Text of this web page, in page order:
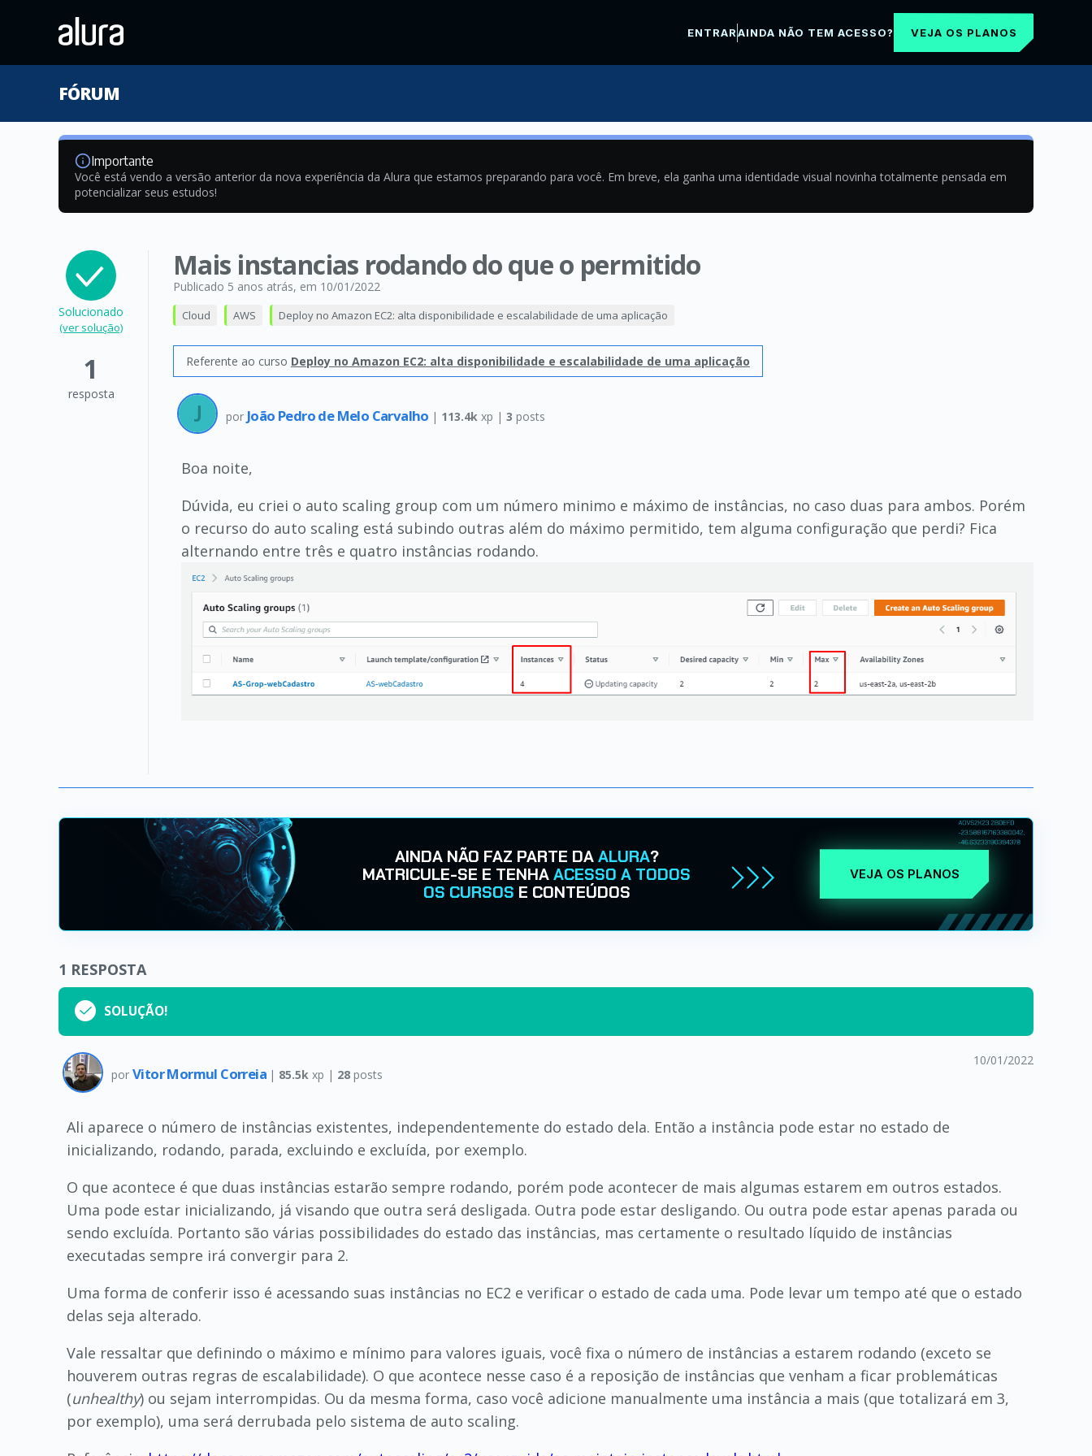
ENTRARAINDA NÃO TEM ACESSO? VEJA OS PLANOS
FÓRUM
Importante
Você está vendo a versão anterior da nova experiência da Alura que estamos preparando para você. Em breve, ela ganha uma identidade visual novinha totalmente pensada em
potencializar seus estudos!
Solucionado
(ver solução)
1
resposta
Mais instancias rodando do que o permitido
Publicado 5 anos atrás, em 10/01/2022
Cloud AWS Deploy no Amazon EC2: alta disponibilidade e escalabilidade de uma aplicação
Referente ao curso Deploy no Amazon EC2: alta disponibilidade e escalabilidade de uma aplicação
por João Pedro de Melo Carvalho | 113.4k xp |3 posts
Boa noite,
Dúvida, eu criei o auto scaling group com um número minimo e máximo de instâncias, no caso duas para ambos. Porém
o recurso do auto scaling está subindo outras além do máximo permitido, tem alguma configuração que perdi? Fica
alternando entre três e quatro instâncias rodando.
AINDA NÃO FAZ PARTE DAALURA?
MATRICULE-SE E TENHAACESSO A TODOS
OS CURSOS E CONTEÚDOS
VEJA OS PLANOS
1 RESPOSTA
SOLUÇÃO!
por Vitor Mormul Correia | 85.5k xp | 28 posts
10/01/2022
Ali aparece o número de instâncias existentes, independentemente do estado dela. Então a instância pode estar no estado de
inicializando, rodando, parada, excluindo e excluída, por exemplo.
O que acontece é que duas instâncias estarão sempre rodando, porém pode acontecer de mais algumas estarem em outros estados.
Uma pode estar inicializando, já visando que outra será desligada. Outra pode estar desligando. Ou outra pode estar apenas parada ou
sendo excluída. Portanto são várias possibilidades do estado das instâncias, mas certamente o resultado líquido de instâncias
executadas sempre irá convergir para 2.
Uma forma de conferir isso é acessando suas instâncias no EC2 e verificar o estado de cada uma. Pode levar um tempo até que o estado
delas seja alterado.
Vale ressaltar que definindo o máximo e mínimo para valores iguais, você fixa o número de instâncias a estarem rodando (exceto se
houverem outras regras de escalabilidade). O que acontece nesse caso é a reposição de instâncias que venham a ficar problemáticas
(unhealthy) ou sejam interrompidas. Ou da mesma forma, caso você adicione manualmente uma instância a mais (que totalizará em 3,
por exemplo), uma será derrubada pelo sistema de auto scaling.